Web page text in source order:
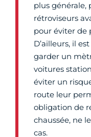
plus générale,
rétroviseurs
pour éviter de
D’ailleurs, il
garder un
voitures
éviter un
route leur
obligation de
chaussée, ne
cas.